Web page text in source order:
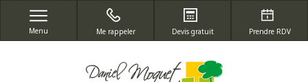
Menu Me rappeler Devis gratuit Prendre RDV